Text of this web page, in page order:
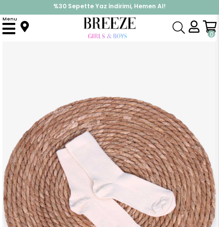
%30 Sepette Yaz İndirimi, Hemen Al!
İndirimlere ek %10 İndirimi Kap, Hemen Üye Ol!
0
Menu
Anasayfa Çorap Kız Çocuk Soket Çorap Krem (5-7 Yaş)